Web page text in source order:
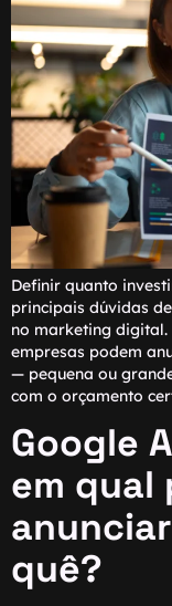
Definir quanto
principais dúvidas
no marketing digital.
empresas podem
— pequena ou
com o orçamento
Google
em qual
quê?